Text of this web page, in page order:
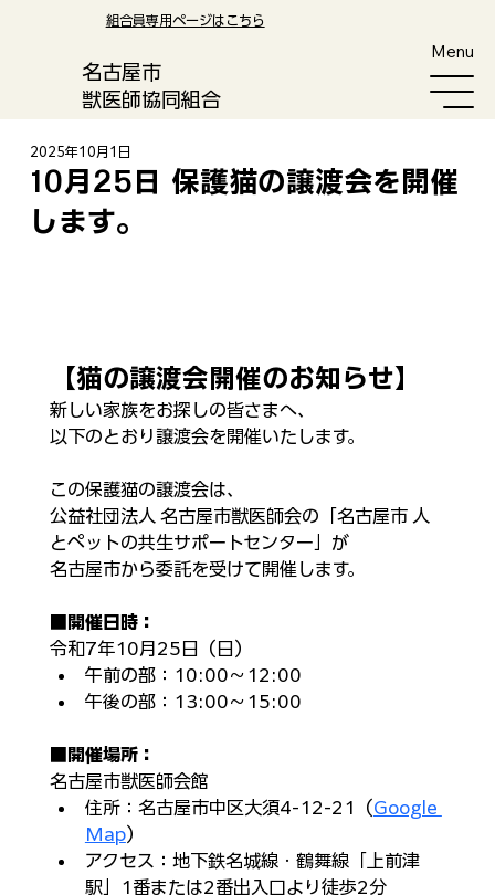
​組合員専用ページはこちら
​名古屋市
獣医師協同組合
Menu
10月25日 保護猫の譲渡会を開催
します。
2025年10月1日
【猫の譲渡会開催のお知らせ】
新しい家族をお探しの皆さまへ、
以下のとおり譲渡会を開催いたします。​
この保護猫の譲渡会は、
公益社団法人 名古屋市獣医師会の「名古屋市 人
とペットの共生サポートセンター」が
名古屋市から委託を受けて開催します。
開催日時：
令和7年10月25日（日）​
午前の部：10:00～12:00​
午後の部：13:00～15:00​
開催場所：
名古屋市獣医師会館​
住所：​名古屋市中区大須4-12-21（Google
Map）
アクセス：​地下鉄名城線・鶴舞線「上前津
駅」1番または2番出入口より徒歩2分​